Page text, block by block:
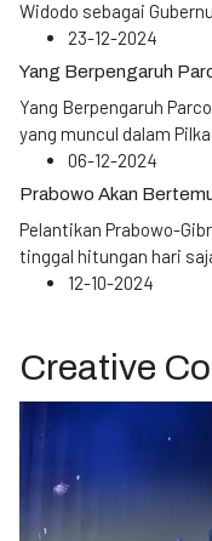
Widodo sebagai
23-12-2024
Yang Berpengaruh
Yang Berpengaruh
yang muncul dalam
06-12-2024
Prabowo Akan
Pelantikan Prabowo-
tinggal hitungan hari
12-10-2024
Creative